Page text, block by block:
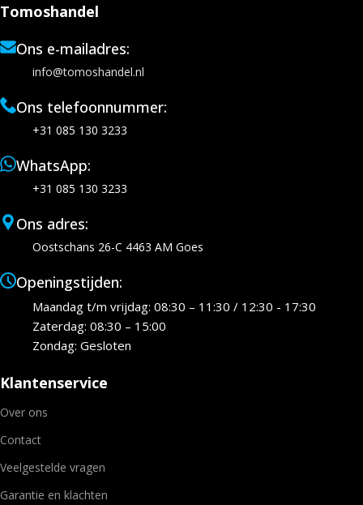
Tomoshandel
Ons e-mailadres:
info@tomoshandel.nl
Ons telefoonnummer:
+31 085 130 3233
WhatsApp:
+31 085 130 3233
Ons adres:
Oostschans 26-C 4463 AM Goes
Openingstijden:
Maandag t/m vrijdag: 08:30 – 11:30 / 12:30 - 17:30
Zaterdag: 08:30 – 15:00
Zondag: Gesloten
Klantenservice
Over ons
Contact
Veelgestelde vragen
Garantie en klachten